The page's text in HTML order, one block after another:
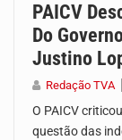
PAICV
Do
Justino
Redação TVA
O PAICV
questão das